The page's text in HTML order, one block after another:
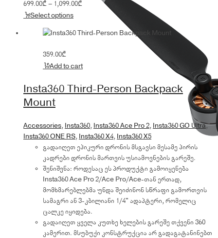
range:
1,099.00₾
699.00₾– 1,099.00₾Price
through
Select options
359.00₾
Add to cart
Insta360 Third-Person Backpack
Mount
Accessories, Insta360, Insta360 Ace Pro 2, Insta360 GO Ultra,
Insta360 ONE RS, Insta360 X4, Insta360 X5
გადაიღეთ ეპიკური დრონის მსგავსი მესამე პირის
კადრები დრონის მართვის უსიამოვნების გარეშე.
შენიშვნა: როდესაც ეს პროდუქტი გამოიყენება
Insta360 Ace Pro 2/Ace Pro/Ace-თან ერთად,
მომხმარებლებმა უნდა შეიძინონ სწრაფი გამორთვის
სამაგრი ან 3-კბილიანი 1/4" ადაპტერი, რომელიც
ცალკე იყიდება.
გადაიღეთ ყველა კუთხე ხელების გარეშე თქვენი 360
კამერით. მსუბუქი კონსტრუქცია არ გადაგატანინებთ